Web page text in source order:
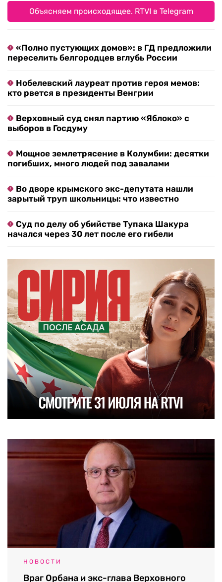
Объясняем происходящее. RTVI в Telegram
«Полно пустующих домов»: в ГД предложили
переселить белгородцев вглубь России
Нобелевский лауреат против героя мемов:
кто рвется в президенты Венгрии
Верховный суд снял партию «Яблоко» с
выборов в Госдуму
Мощное землетрясение в Колумбии: десятки
погибших, много людей под завалами
Во дворе крымского экс-депутата нашли
зарытый труп школьницы: что известно
Суд по делу об убийстве Тупака Шакура
начался через 30 лет после его гибели
НОВОСТИ
Враг Орбана и экс-глава Верховного